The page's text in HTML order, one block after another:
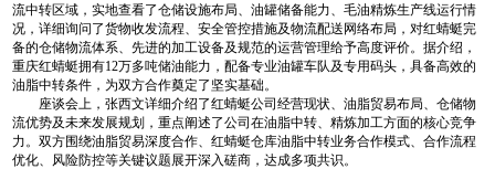
流中转区域，实地查看了仓储设施布局、油罐储备能力、毛油精炼生产线运行情
况，详细询问了货物收发流程、安全管控措施及物流配送网络布局，对红蜻蜓完
备的仓储物流体系、先进的加工设备及规范的运营管理给予高度评价。据介绍，
重庆红蜻蜓拥有12万多吨储油能力，配备专业油罐车队及专用码头，具备高效的
油脂中转条件，为双方合作奠定了坚实基础。
座谈会上，张西文详细介绍了红蜻蜓公司经营现状、油脂贸易布局、仓储物
流优势及未来发展规划，重点阐述了公司在油脂中转、精炼加工方面的核心竞争
力。双方围绕油脂贸易深度合作、红蜻蜓仓库油脂中转业务合作模式、合作流程
优化、风险防控等关键议题展开深入磋商，达成多项共识。